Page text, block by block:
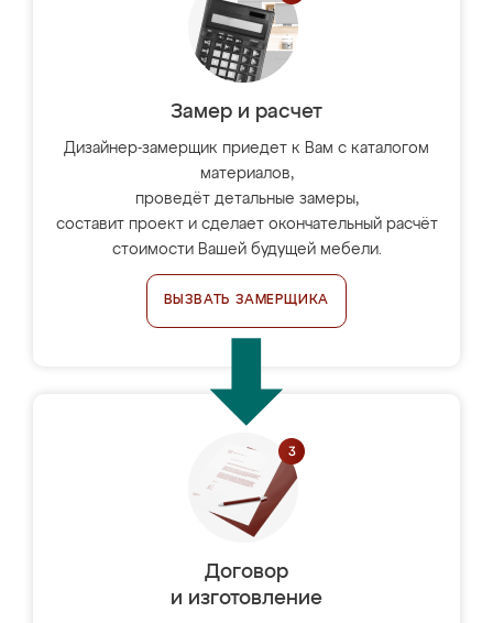
Замер и расчет
Дизайнер-замерщик приедет к Вам с каталогом
материалов,
проведёт детальные замеры,
составит проект и сделает окончательный расчёт
стоимости Вашей будущей мебели.
ВЫЗВАТЬ ЗАМЕРЩИКА
Договор
и изготовление